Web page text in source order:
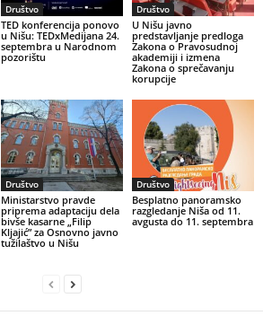
Društvo
TED konferencija ponovo
u Nišu: TEDxMedijana 24.
septembra u Narodnom
pozorištu
Društvo
U Nišu javno
predstavljanje predloga
Zakona o Pravosudnoj
akademiji i izmena
Zakona o sprečavanju
korupcije
Društvo
Ministarstvo pravde
priprema adaptaciju dela
bivše kasarne „Filip
Kljajić” za Osnovno javno
tužilaštvo u Nišu
Društvo
Besplatno panoramsko
razgledanje Niša od 11.
avgusta do 11. septembra